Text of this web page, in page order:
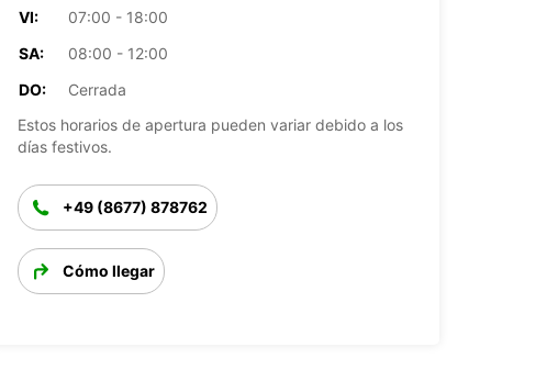
VI:
07:00 - 18:00
SA:
08:00 - 12:00
DO:
Cerrada
Estos horarios de apertura pueden variar debido a los
días festivos.
+49 (8677) 878762
Cómo llegar